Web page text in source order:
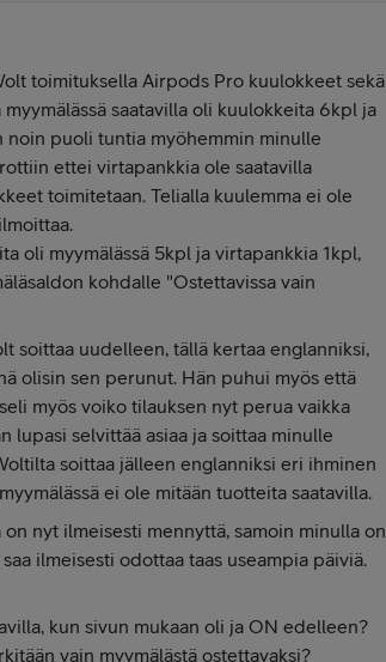
toimituksella Airpods Pro kuulokkeet sekä
saatavilla oli kuulokkeita 6kpl ja
noin puoli tuntia myöhemmin minulle
ettei virtapankkia ole saatavilla
toimitetaan. Telialla kuulemma ei ole
oli myymälässä 5kpl ja virtapankkia 1kpl,
kohdalle "Ostettavissa vain
soittaa uudelleen, tällä kertaa englanniksi,
olisin sen perunut. Hän puhui myös että
myös voiko tilauksen nyt perua vaikka
lupasi selvittää asiaa ja soittaa minulle
soittaa jälleen englanniksi eri ihminen
ei ole mitään tuotteita saatavilla.
nyt ilmeisesti mennyttä, samoin minulla on
ilmeisesti odottaa taas useampia päiviä.
kun sivun mukaan oli ja ON edelleen?
vain myymälästä ostettavaksi?